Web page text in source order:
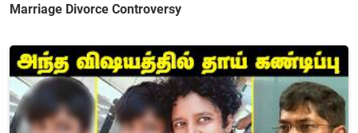
Marriage Divorce Controversy